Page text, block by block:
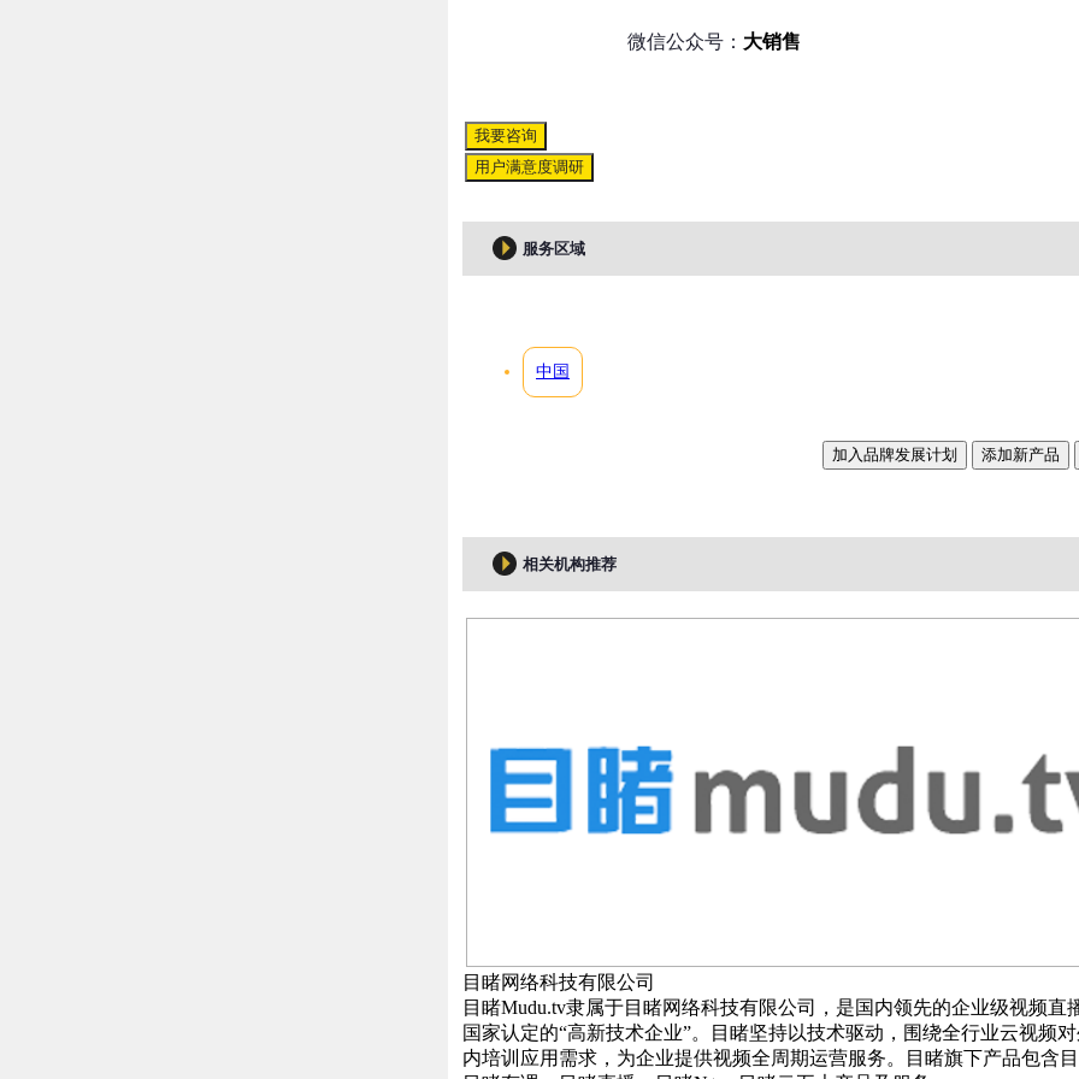
微信公众号： 大销售
我要咨询
用户满意度调研
服务区域
中国
加入品牌发展计划 添加新产品
相关机构推荐
目睹网络科技有限公司
目睹Mudu.tv隶属于目睹网络科技有限公司，是国内领先的企业级视频直
国家认定的“高新技术企业”。目睹坚持以技术驱动，围绕全行业云视频
内培训应用需求，为企业提供视频全周期运营服务。目睹旗下产品包含